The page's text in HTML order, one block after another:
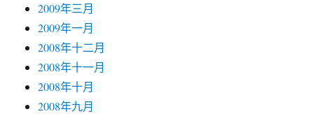
2009年三月
2009年一月
2008年十二月
2008年十一月
2008年十月
2008年九月